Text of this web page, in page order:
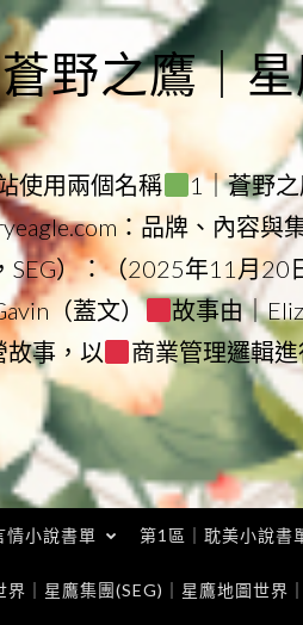
蒼野之鷹｜星
使用兩個名稱 1｜蒼野之
：品牌、內容與
SEG）：（2025年11月20
（蓋文）
故事由｜
故事，以
商業管理邏輯
情小說書單 第1區｜耽美小說書
界｜星鷹集團(SEG)｜星鷹地圖世界